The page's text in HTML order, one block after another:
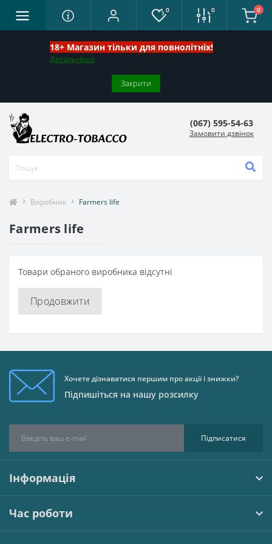
18+ Магазин тільки для повнолітніх!
Детальніше
Закрити
0 0 0
(067) 595-54-63
Замовити дзвінок
Виробник Farmers life
Farmers life
Товари обраного виробника відсутні
Продовжити
Хочете дізнаватися першим про акції і знижки?
Підпишіться на нашу розсилку
Підписатися
Інформація
Час роботи